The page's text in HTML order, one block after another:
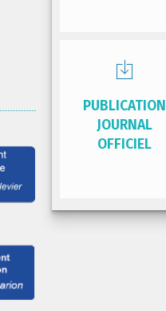
PUBLICATION
JOURNAL
OFFICIEL